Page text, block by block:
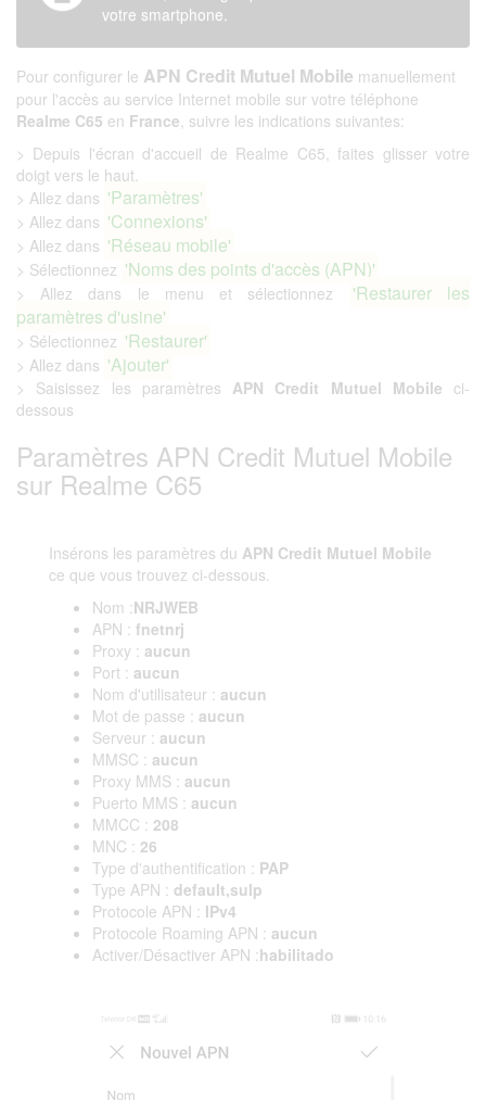
votre smartphone.
Pour configurer le APN Credit Mutuel Mobile manuellement
pour l'accès au service Internet mobile sur votre téléphone
Realme C65 en France, suivre les indications suivantes:
> Depuis l'écran d'accueil de Realme C65, faites glisser votre
doigt vers le haut.
> Allez dans 'Paramètres'
> Allez dans 'Connexions'
> Allez dans 'Réseau mobile'
> Sélectionnez 'Noms des points d'accès (APN)'
> Allez dans le menu et sélectionnez
'Restaurer les
paramètres d'usine'
> Sélectionnez 'Restaurer'
> Allez dans 'Ajouter'
> Saisissez les paramètres APN Credit Mutuel Mobile ci-
dessous
Paramètres APN Credit Mutuel Mobile
sur Realme C65
Insérons les paramètres du APN Credit Mutuel Mobile
ce que vous trouvez ci-dessous.
Nom :NRJWEB
APN : fnetnrj
Proxy : aucun
Port : aucun
Nom d'utilisateur : aucun
Mot de passe : aucun
Serveur : aucun
MMSC : aucun
Proxy MMS : aucun
Puerto MMS : aucun
MMCC : 208
MNC : 26
Type d'authentification : PAP
Type APN : default,sulp
Protocole APN : IPv4
Protocole Roaming APN : aucun
Activer/Désactiver APN :habilitado